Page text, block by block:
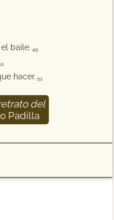
baile. 49
hacer. 51
del
Padilla